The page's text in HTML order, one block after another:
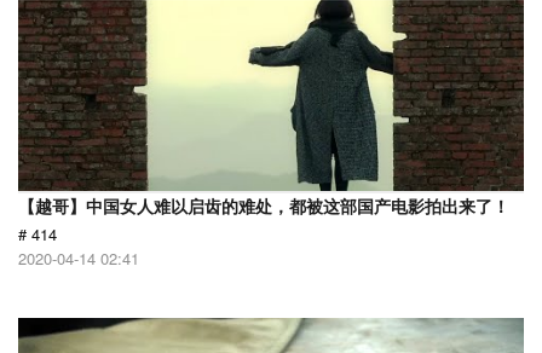
【越哥】中国女人难以启齿的难处，都被这部国产电影拍出来了！
# 414
2020-04-14 02:41